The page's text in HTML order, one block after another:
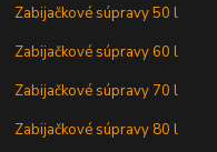
Zabijačkové súpravy 50 l
Zabijačkové súpravy 60 l
Zabijačkové súpravy 70 l
Zabijačkové súpravy 80 l